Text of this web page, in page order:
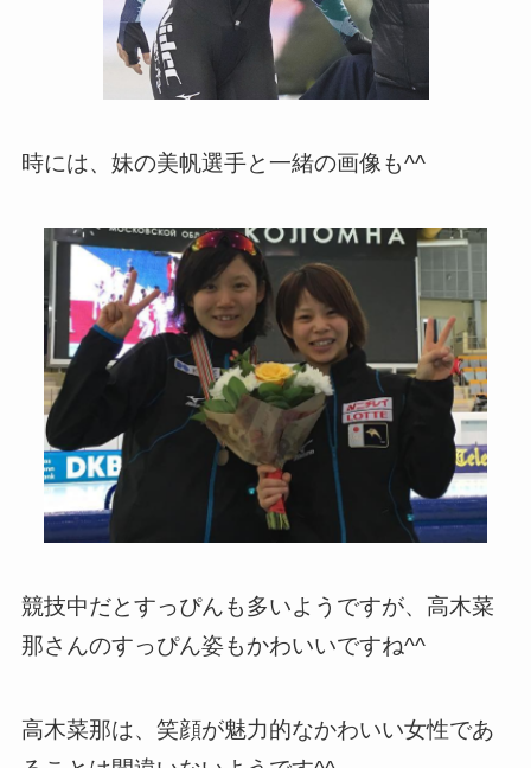
時には、妹の美帆選手と一緒の画像も^^
競技中だとすっぴんも多いようですが、高木菜
那さんのすっぴん姿もかわいいですね^^
高木菜那は、笑顔が魅力的なかわいい女性であ